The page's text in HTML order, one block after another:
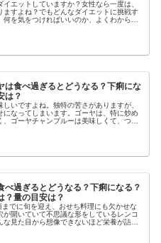
イエットしていますか？女性なら一度は、
ますよね？でもどんなダイエットに挑戦す
何を気をつければいいのか、よくわからな
は食べ過ぎるとどうなる？下痢にな
は？
しいですよね。独特の苦さがありますが、
になってしまいます。ゴーヤは、特に炒め
、ゴーヤチャンプルーは美味しくて、つい
べ過ぎるとどうなる？下痢になる？
？量の目安は？
でに旬を迎え、おせち料理にも欠かせな
が開いていて不思議な形をしているレンコ
な見た目から想像できないほど栄養が詰ま